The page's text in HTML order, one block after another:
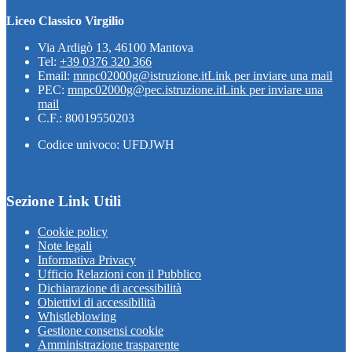
Liceo Classico Virgilio
Via Ardigò 13, 46100 Mantova
Tel: +39 0376 320 366
Email: mnpc02000g@istruzione.itLink per inviare una mail
PEC: mnpc02000g@pec.istruzione.itLink per inviare una
mail
C.F.: 80019550203
Codice univoco: UFDJWH
Sezione Link Utili
Cookie policy
Note legali
Informativa Privacy
Ufficio Relazioni con il Pubblico
Dichiarazione di accessibilità
Obiettivi di accessibilità
Whistleblowing
Gestione consensi cookie
Amministrazione trasparente